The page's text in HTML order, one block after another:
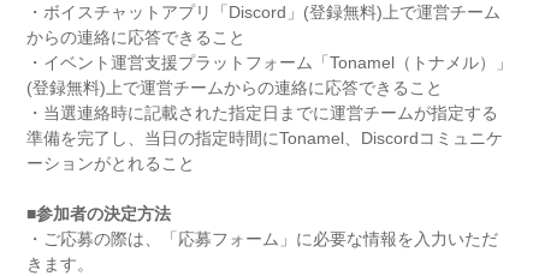
・ボイスチャットアプリ「Discord」(登録無料)上で運営チーム
からの連絡に応答できること
・イベント運営支援プラットフォーム「Tonamel（トナメル）」
(登録無料)上で運営チームからの連絡に応答できること
・当選連絡時に記載された指定日までに運営チームが指定する
準備を完了し、当日の指定時間にTonamel、Discordコミュニケ
ーションがとれること
■参加者の決定方法
・ご応募の際は、「応募フォーム」に必要な情報を入力いただ
きます。